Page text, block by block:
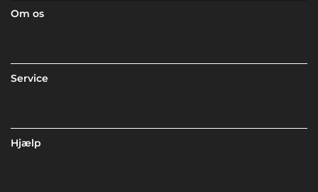
Om os
Service
Hjælp